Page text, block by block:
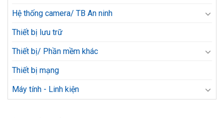
Hệ thống camera/ TB An ninh
Thiết bị lưu trữ
Thiết bị/ Phần mềm khác
Thiết bị mạng
Máy tính - Linh kiện